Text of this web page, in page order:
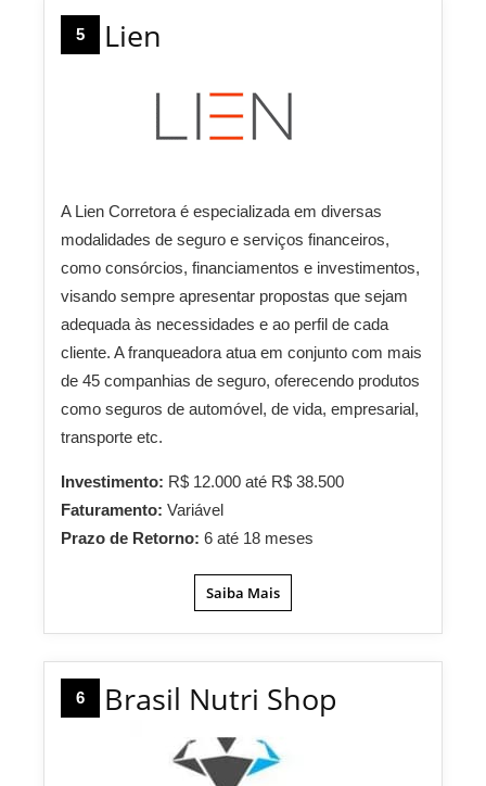
5 Lien
A Lien Corretora é especializada em diversas
modalidades de seguro e serviços financeiros,
como consórcios, financiamentos e investimentos,
visando sempre apresentar propostas que sejam
adequada às necessidades e ao perfil de cada
cliente. A franqueadora atua em conjunto com mais
de 45 companhias de seguro, oferecendo produtos
como seguros de automóvel, de vida, empresarial,
transporte etc.
Investimento: R$ 12.000 até R$ 38.500
Faturamento: Variável
Prazo de Retorno: 6 até 18 meses
Saiba Mais
6 Brasil Nutri Shop